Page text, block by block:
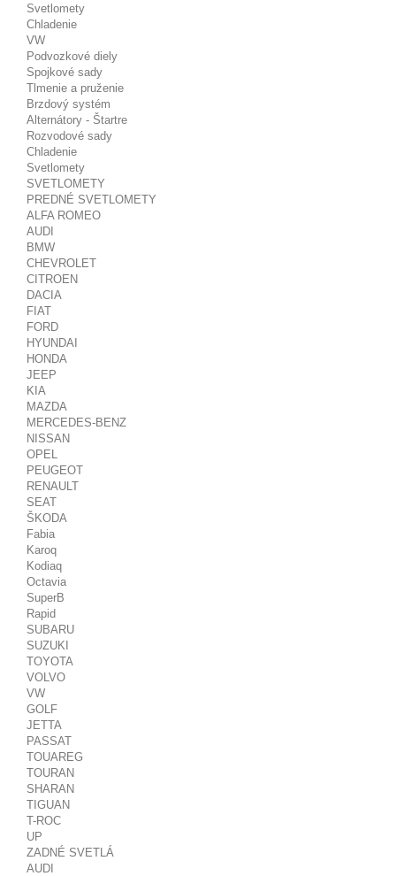
Svetlomety
Chladenie
VW
Podvozkové diely
Spojkové sady
Tlmenie a pruženie
Brzdový systém
Alternátory - Štartre
Rozvodové sady
Chladenie
Svetlomety
SVETLOMETY
PREDNÉ SVETLOMETY
ALFA ROMEO
AUDI
BMW
CHEVROLET
CITROEN
DACIA
FIAT
FORD
HYUNDAI
HONDA
JEEP
KIA
MAZDA
MERCEDES-BENZ
NISSAN
OPEL
PEUGEOT
RENAULT
SEAT
ŠKODA
Fabia
Karoq
Kodiaq
Octavia
SuperB
Rapid
SUBARU
SUZUKI
TOYOTA
VOLVO
VW
GOLF
JETTA
PASSAT
TOUAREG
TOURAN
SHARAN
TIGUAN
T-ROC
UP
ZADNÉ SVETLÁ
AUDI